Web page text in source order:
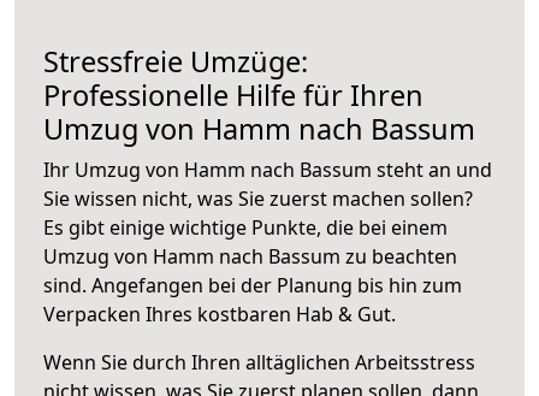
Stressfreie Umzüge:
Professionelle Hilfe für Ihren
Umzug von Hamm nach Bassum
Ihr Umzug von Hamm nach Bassum steht an und
Sie wissen nicht, was Sie zuerst machen sollen?
Es gibt einige wichtige Punkte, die bei einem
Umzug von Hamm nach Bassum zu beachten
sind. Angefangen bei der Planung bis hin zum
Verpacken Ihres kostbaren Hab & Gut.
Wenn Sie durch Ihren alltäglichen Arbeitsstress